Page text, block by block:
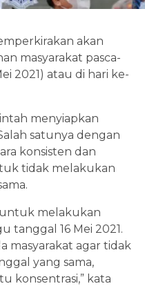
akan
masyarakat pasca-
2021) atau di hari ke-
menyiapkan
satunya dengan
konsisten dan
tidak melakukan
untuk melakukan
tanggal 16 Mei 2021.
masyarakat agar tidak
yang sama,
konsentrasi,” kata